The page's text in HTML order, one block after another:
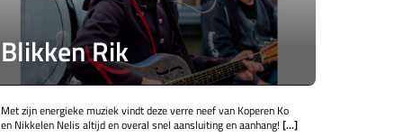
Blikken Rik
Met zijn energieke muziek vindt deze verre neef van Koperen Ko
en Nikkelen Nelis altijd en overal snel aansluiting en aanhang! [...]